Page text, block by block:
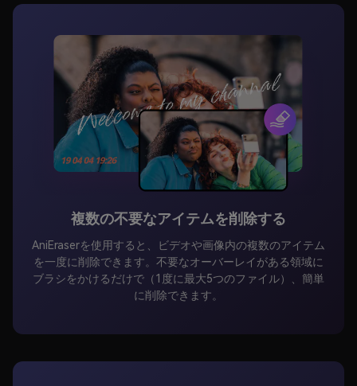
複数の不要なアイテムを削除する
を一度に削除できます。不要なオーバーレイがある領域に
ブラシをかけるだけで（1度に最大5つのファイル）、簡単
に削除できます。